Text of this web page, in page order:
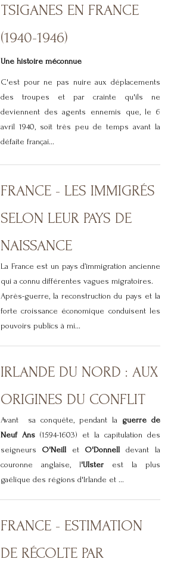
TSIGANES EN FRANCE
(1940-1946)
Une histoire méconnue
C'est pour ne pas nuire aux déplacements
des troupes et par crainte qu'ils ne
deviennent des agents ennemis que, le 6
avril 1940, soit très peu de temps avant la
défaite françai...
FRANCE - LES IMMIGRÉS
SELON LEUR PAYS DE
NAISSANCE
La France est un pays d’immigration ancienne
qui a connu différentes vagues migratoires.
Après-guerre, la reconstruction du pays et la
forte croissance économique conduisent les
pouvoirs publics à mi...
IRLANDE DU NORD : AUX
ORIGINES DU CONFLIT
Avant sa conquête, pendant la guerre de
Neuf Ans(1594-1603) et la capitulation des
seigneurs O'Neillet O'Donnelldevant la
couronne anglaise, l'Ulsterest la plus
gaélique des régions d'Irlande et ...
FRANCE - ESTIMATION
DE RÉCOLTE PAR